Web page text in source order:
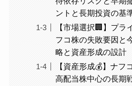
ントと長期投資の基
【市場選択🏢】プラ
フコ株の失敗要因と
略と資産形成の設計
【資産形成💰】ナフ
高配当株中心の長期